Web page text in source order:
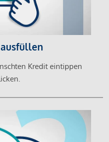
Kredit eintippen